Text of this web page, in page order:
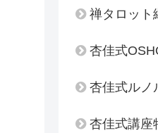
禅タロット
杏佳式
杏佳式ルノ
杏佳式講座